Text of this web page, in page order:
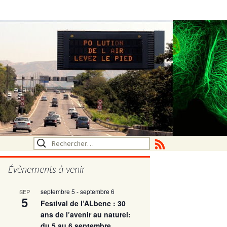
Rechercher :
Évènements à venir
SEP
5
septembre 5 -septembre 6
Festival de l’ALbenc : 30
ans de l’avenir au naturel: